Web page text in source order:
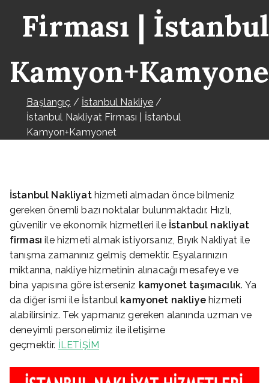
Firması | İstanbul
Başlangıç
İstanbul Nakliye
İstanbul Nakliyat Firması | İstanbul
Kamyon+Kamyonet
İstanbul Nakliyathizmeti almadan önce bilmeniz
gereken önemli bazı noktalar bulunmaktadır. Hızlı,
güvenilir ve ekonomik hizmetleri ile İstanbul nakliyat
firmasıile hizmeti almak istiyorsanız, Bıyık Nakliyat ile
tanışma zamanınız gelmiş demektir. Eşyalarınızın
miktarına, nakliye hizmetinin alınacağı mesafeye ve
bina yapısına göre isterseniz kamyonet taşımacılık. Ya
da diğer ismi ile İstanbul kamyonet nakliyehizmeti
alabilirsiniz. Tek yapmanız gereken alanında uzman ve
deneyimli personelimiz ile iletişime
geçmektir. İLETİŞİM